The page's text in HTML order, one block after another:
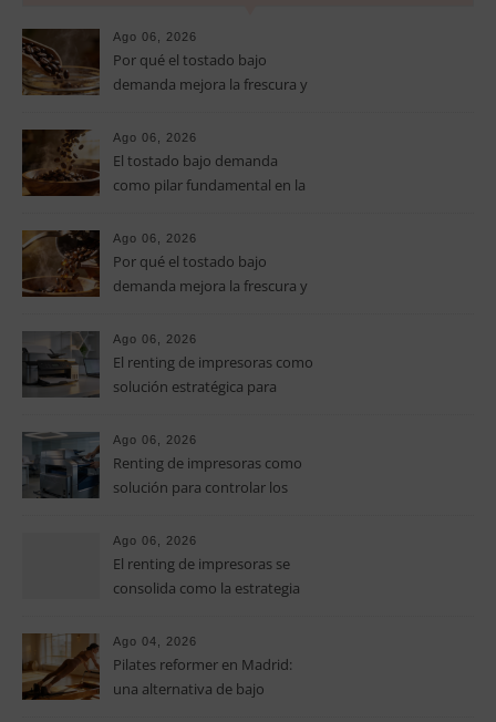
Ago 06, 2026
Por qué el tostado bajo
demanda mejora la frescura y
especialidad
Ago 06, 2026
El tostado bajo demanda
como pilar fundamental en la
Ago 06, 2026
Por qué el tostado bajo
demanda mejora la frescura y
especialidad
Ago 06, 2026
El renting de impresoras como
solución estratégica para
pymes
Ago 06, 2026
Renting de impresoras como
solución para controlar los
pymes
Ago 06, 2026
El renting de impresoras se
consolida como la estrategia
operativos en las pequeñas y
medianas empresas
Ago 04, 2026
Pilates reformer en Madrid:
una alternativa de bajo